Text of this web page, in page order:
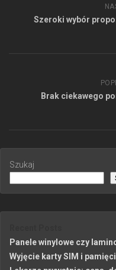
Szeroki wybór
Brak ciekawego
Szukaj
Panele winylowe czy
Wyjęcie karty SIM i